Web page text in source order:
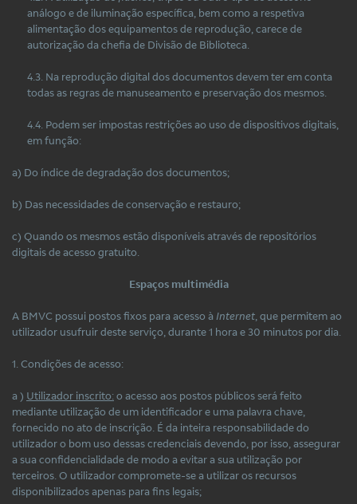
análogo e de iluminação específica, bem como a respetiva
alimentação dos equipamentos de reprodução, carece de
autorização da chefia de Divisão de Biblioteca.
4.3. Na reprodução digital dos documentos devem ter em conta
todas as regras de manuseamento e preservação dos mesmos.
4.4. Podem ser impostas restrições ao uso de dispositivos digitais,
em função:
a) Do índice de degradação dos documentos;
b) Das necessidades de conservação e restauro;
c) Quando os mesmos estão disponíveis através de repositórios
digitais de acesso gratuito.
Espaços multimédia
A BMVC possui postos fixos para acesso à Internet , que permitem ao
utilizador usufruir deste serviço, durante 1 hora e 30 minutos por dia.
1. Condições de acesso:
a ) Utilizador inscrito:o acesso aos postos públicos será feito
mediante utilização de um identificador e uma palavra chave,
fornecido no ato de inscrição. É da inteira responsabilidade do
utilizador o bom uso dessas credenciais devendo, por isso, assegurar
a sua confidencialidade de modo a evitar a sua utilização por
terceiros. O utilizador compromete-se a utilizar os recursos
disponibilizados apenas para fins legais;